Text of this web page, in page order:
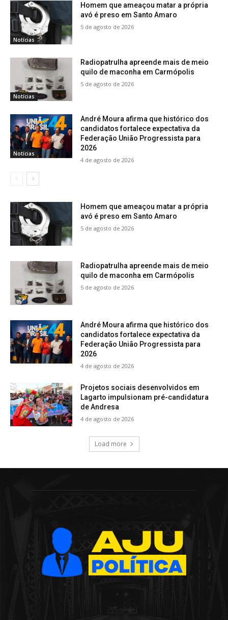
Notícias
Homem que ameaçou matar a própria
avó é preso em Santo Amaro
5 de agosto de 2026
Notícias
Radiopatrulha apreende mais de meio
quilo de maconha em Carmópolis
5 de agosto de 2026
Notícias
André Moura afirma que histórico dos
candidatos fortalece expectativa da
Federação União Progressista para
2026
4 de agosto de 2026
Homem que ameaçou matar a própria
avó é preso em Santo Amaro
5 de agosto de 2026
Radiopatrulha apreende mais de meio
quilo de maconha em Carmópolis
5 de agosto de 2026
André Moura afirma que histórico dos
candidatos fortalece expectativa da
Federação União Progressista para
2026
4 de agosto de 2026
Projetos sociais desenvolvidos em
Lagarto impulsionam pré-candidatura
de Andresa
4 de agosto de 2026
Load more